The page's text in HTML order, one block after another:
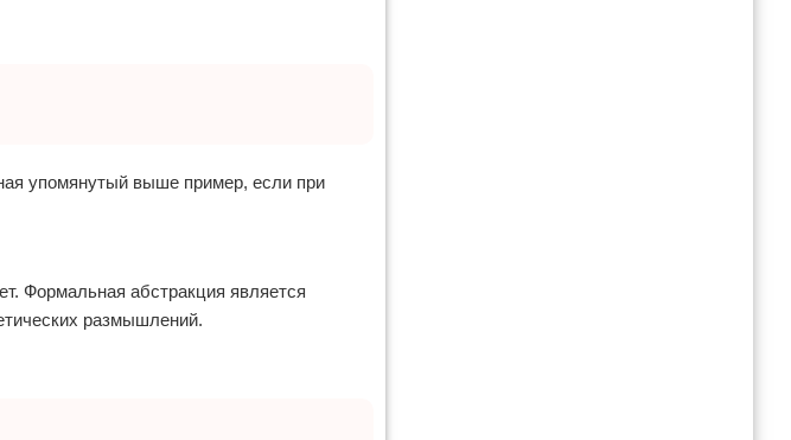
упомянутый выше пример, если при
Формальная абстракция является
размышлений.